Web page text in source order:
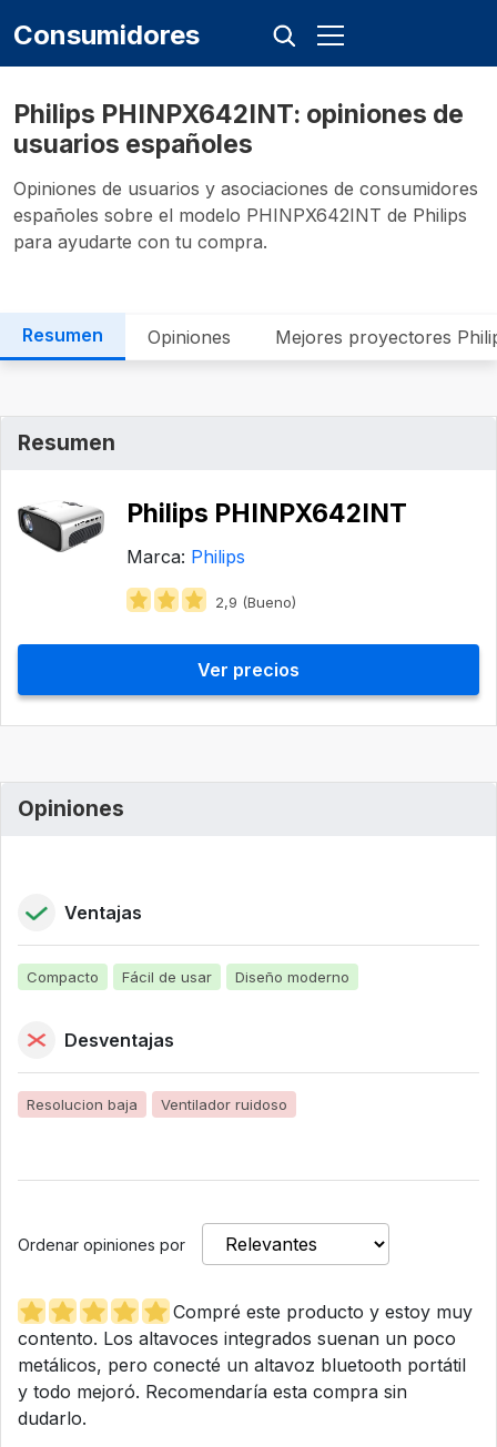
Consumidores
Philips PHINPX642INT: opiniones de
usuarios españoles
Opiniones de usuarios y asociaciones de consumidores
españoles sobre el modelo PHINPX642INT de Philips
para ayudarte con tu compra.
Resumen Opiniones Mejores proyectores
Resumen
Philips PHINPX642INT
Marca: Philips
2,9 (Bueno)
Ver precios
Opiniones
Ventajas
Compacto Fácil de usar Diseño moderno
Desventajas
Resolucion baja Ventilador ruidoso
Ordenar opiniones por
Compré este producto y estoy muy
contento. Los altavoces integrados suenan un poco
metálicos, pero conecté un altavoz bluetooth portátil
y todo mejoró. Recomendaría esta compra sin
dudarlo.